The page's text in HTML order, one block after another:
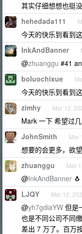
其实仔细想想也挺
hehedada111
今天的快乐到看到
InkAndBanner
@zhuanggu #41
boluochixue
今天的快乐到看到
zimhy Mar 12,
Mark 一下 希望过
JohnSmith Mar
想要的会更多，欲
zhuanggu Mar
@InkAndBanner 🐧
LJQY Mar 12,
@yh7gdiaYW 但是
也是不同公司不同
差出 7 万了。百万